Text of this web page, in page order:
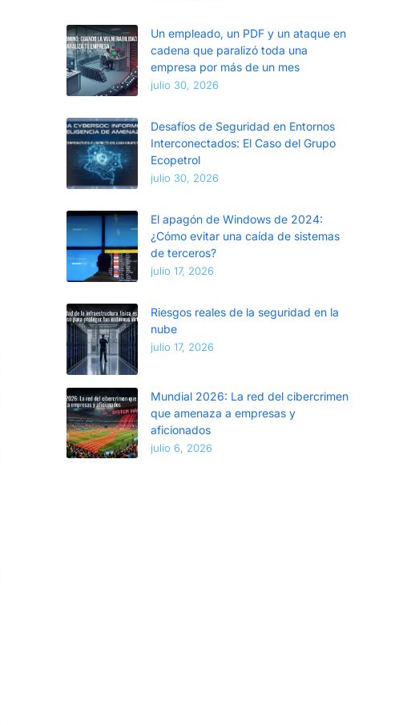
Un empleado, un PDF y un ataque en
cadena que paralizó toda una
empresa por más de un mes
julio 30, 2026
Desafíos de Seguridad en Entornos
Interconectados: El Caso del Grupo
Ecopetrol
julio 30, 2026
El apagón de Windows de 2024:
¿Cómo evitar una caída de sistemas
de terceros?
julio 17, 2026
Riesgos reales de la seguridad en la
nube
julio 17, 2026
Mundial 2026: La red del cibercrimen
que amenaza a empresas y
aficionados
julio 6, 2026